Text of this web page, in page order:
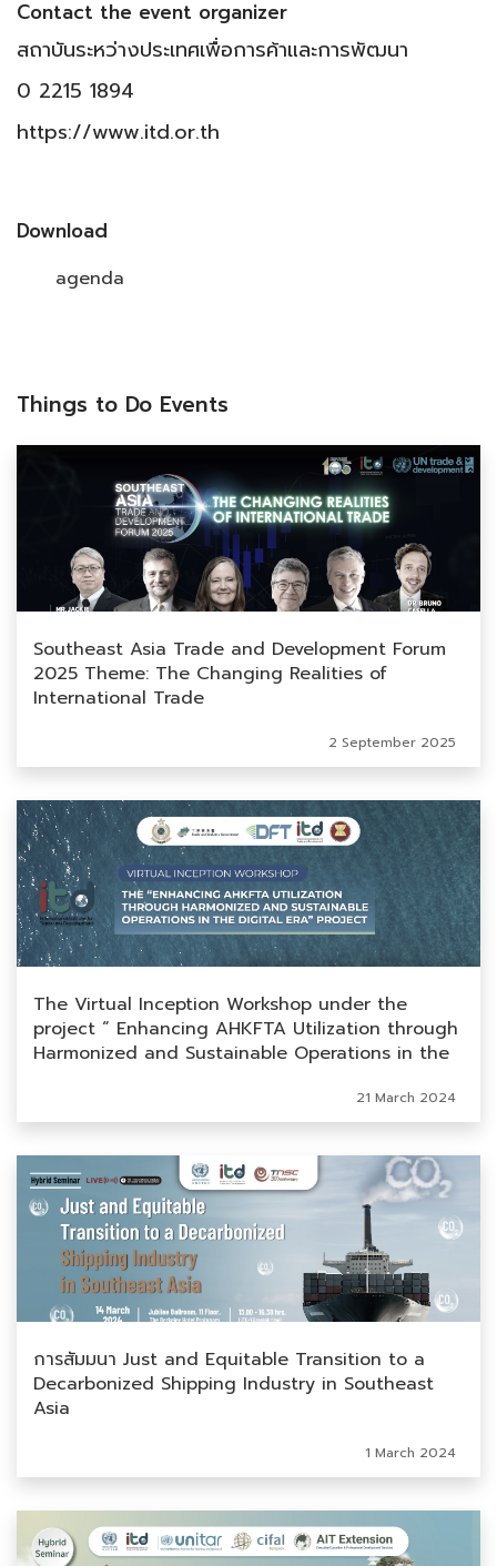
Contact the event organizer
สถาบันระหว่างประเทศเพื่อการค้าและการพัฒนา
0 2215 1894
https://www.itd.or.th
Download
agenda
Things to Do Events
Southeast Asia Trade and Development Forum
2025 Theme: The Changing Realities of
International Trade
2 September 2025
The Virtual Inception Workshop under the
project “ Enhancing AHKFTA Utilization through
Harmonized and Sustainable Operations in the
21 March 2024
การสัมมนา Just and Equitable Transition to a
Decarbonized Shipping Industry in Southeast
Asia
1 March 2024